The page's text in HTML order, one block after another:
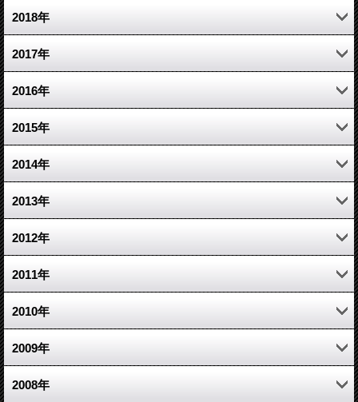
6月 (5)
5月 (7)
4月 (6)
3月 (5)
2月 (3)
1月 (5)
9月 (5)
8月 (4)
7月 (7)
6月 (5)
5月 (3)
4月 (6)
3月 (5)
2月 (5)
1月 (5)
10月 (4)
9月 (8)
8月 (5)
7月 (5)
6月 (7)
5月 (3)
4月 (5)
3月 (7)
2月 (3)
1月 (5)
11月 (4)
10月 (5)
9月 (5)
8月 (7)
7月 (10)
6月 (12)
5月 (8)
4月 (4)
3月 (6)
2月 (8)
1月 (7)
12月 (6)
11月 (10)
10月 (5)
9月 (7)
8月 (7)
7月 (8)
6月 (10)
5月 (11)
4月 (11)
3月 (11)
2月 (4)
2018年
12月 (5)
11月 (8)
10月 (6)
9月 (7)
8月 (9)
7月 (7)
6月 (4)
5月 (6)
4月 (5)
3月 (9)
2017年
12月 (3)
11月 (1)
10月 (7)
9月 (7)
8月 (6)
7月 (6)
6月 (1)
5月 (3)
4月 (4)
2016年
12月 (6)
11月 (4)
10月 (7)
9月 (3)
7月 (5)
6月 (4)
5月 (11)
4月 (12)
2015年
12月 (17)
11月 (7)
10月 (10)
9月 (9)
8月 (10)
7月 (12)
6月 (8)
2014年
12月 (6)
11月 (11)
10月 (7)
9月 (7)
8月 (8)
7月 (12)
2013年
12月 (13)
11月 (14)
10月 (15)
9月 (20)
8月 (22)
2012年
12月 (26)
11月 (20)
10月 (15)
9月 (14)
2011年
12月 (27)
11月 (21)
10月 (8)
2010年
12月 (1)
11月 (1)
2009年
12月 (3)
2008年